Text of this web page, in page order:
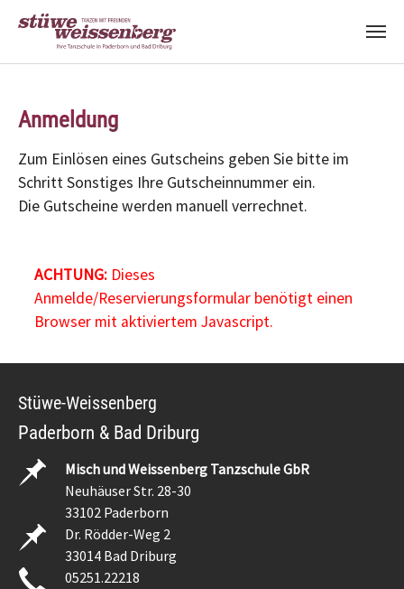
Anmeldung
Zum Einlösen eines Gutscheins geben Sie bitte im
Schritt Sonstiges Ihre Gutscheinnummer ein.
Die Gutscheine werden manuell verrechnet.
ACHTUNG:Dieses
Anmelde/Reservierungsformular benötigt einen
Browser mit aktiviertem Javascript.
Stüwe-Weissenberg
Paderborn & Bad Driburg
Misch und Weissenberg Tanzschule GbR
Neuhäuser Str. 28-30
33102 Paderborn
Dr. Rödder-Weg 2
33014 Bad Driburg
05251.22218